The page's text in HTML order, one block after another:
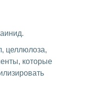
целлюлоза,
которые